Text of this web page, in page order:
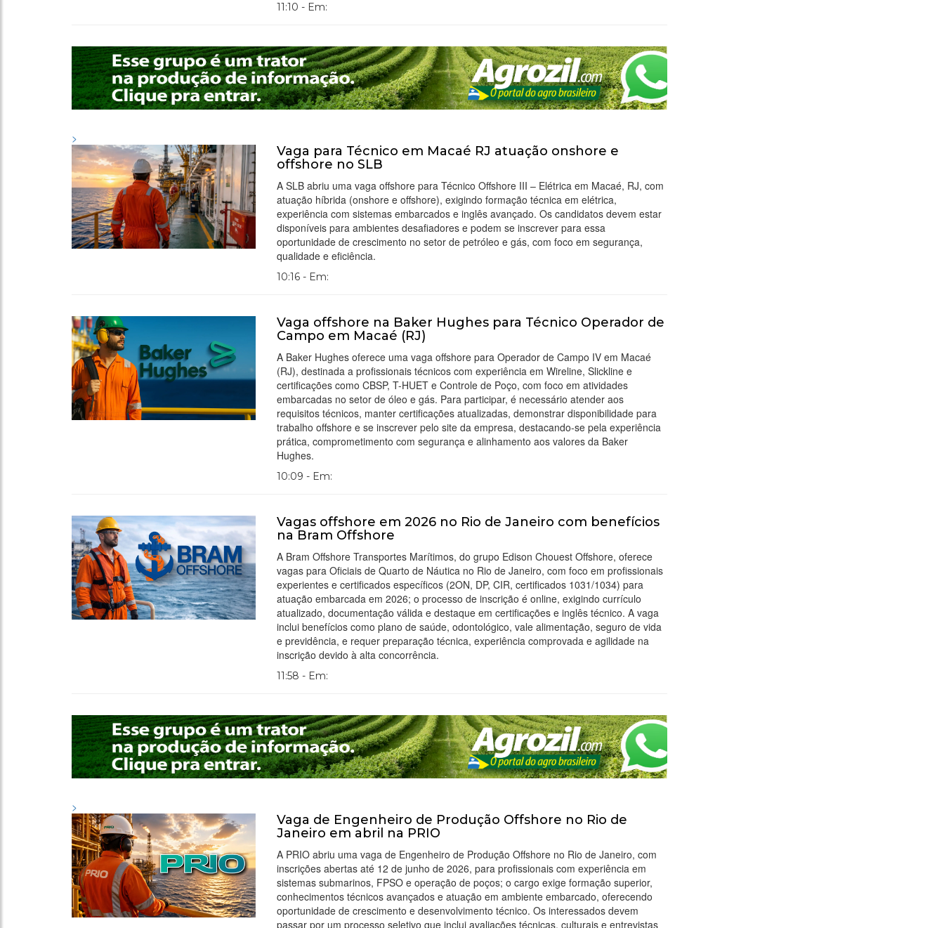
11:10 - Em:
>
Vaga para Técnico em Macaé RJ atuação onshore e
offshore no SLB
A SLB abriu uma vaga offshore para Técnico Offshore III – Elétrica em Macaé, RJ, com
atuação híbrida (onshore e offshore), exigindo formação técnica em elétrica,
experiência com sistemas embarcados e inglês avançado. Os candidatos devem estar
disponíveis para ambientes desafiadores e podem se inscrever para essa
oportunidade de crescimento no setor de petróleo e gás, com foco em segurança,
qualidade e eficiência.
10:16 - Em:
Vaga offshore na Baker Hughes para Técnico Operador de
Campo em Macaé (RJ)
A Baker Hughes oferece uma vaga offshore para Operador de Campo IV em Macaé
(RJ), destinada a profissionais técnicos com experiência em Wireline, Slickline e
certificações como CBSP, T-HUET e Controle de Poço, com foco em atividades
embarcadas no setor de óleo e gás. Para participar, é necessário atender aos
requisitos técnicos, manter certificações atualizadas, demonstrar disponibilidade para
trabalho offshore e se inscrever pelo site da empresa, destacando-se pela experiência
prática, comprometimento com segurança e alinhamento aos valores da Baker
Hughes.
10:09 - Em:
Vagas offshore em 2026 no Rio de Janeiro com benefícios
na Bram Offshore
A Bram Offshore Transportes Marítimos, do grupo Edison Chouest Offshore, oferece
vagas para Oficiais de Quarto de Náutica no Rio de Janeiro, com foco em profissionais
experientes e certificados específicos (2ON, DP, CIR, certificados 1031/1034) para
atuação embarcada em 2026; o processo de inscrição é online, exigindo currículo
atualizado, documentação válida e destaque em certificações e inglês técnico. A vaga
inclui benefícios como plano de saúde, odontológico, vale alimentação, seguro de vida
e previdência, e requer preparação técnica, experiência comprovada e agilidade na
inscrição devido à alta concorrência.
11:58 - Em:
>
Vaga de Engenheiro de Produção Offshore no Rio de
Janeiro em abril na PRIO
A PRIO abriu uma vaga de Engenheiro de Produção Offshore no Rio de Janeiro, com
inscrições abertas até 12 de junho de 2026, para profissionais com experiência em
sistemas submarinos, FPSO e operação de poços; o cargo exige formação superior,
conhecimentos técnicos avançados e atuação em ambiente embarcado, oferecendo
oportunidade de crescimento e desenvolvimento técnico. Os interessados devem
passar por um processo seletivo que inclui avaliações técnicas, culturais e entrevistas